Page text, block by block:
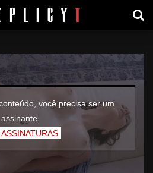
você precisa ser um
assinante.